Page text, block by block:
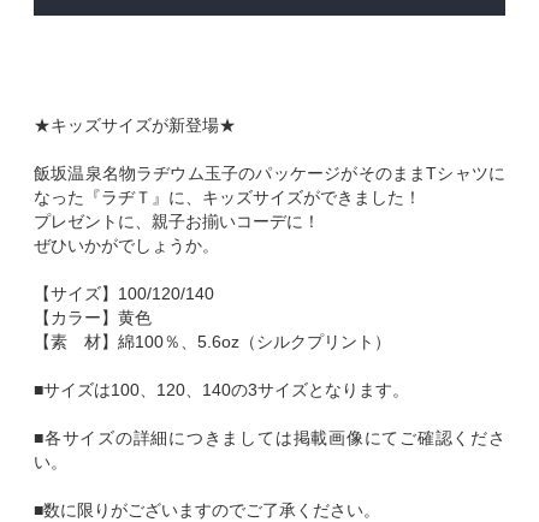
★キッズサイズが新登場★
飯坂温泉名物ラヂウム玉子のパッケージがそのままTシャツに
なった『ラヂＴ』に、キッズサイズができました！
プレゼントに、親子お揃いコーデに！
ぜひいかがでしょうか。
【サイズ】100/120/140
【カラー】黄色
【素 材】綿100％、5.6oz（シルクプリント）
■サイズは100、120、140の3サイズとなります。
■各サイズの詳細につきましては掲載画像にてご確認くださ
い。
■数に限りがございますのでご了承ください。